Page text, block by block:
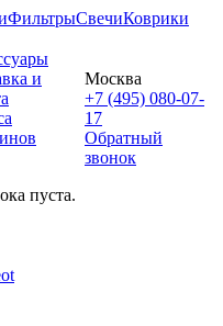
ФильтрыСвечиКоврики
и
пуста.
Москва
+7 (495) 080-07-
17
Обратный
звонок